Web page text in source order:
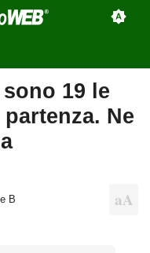
sono 19 le
Ne
B